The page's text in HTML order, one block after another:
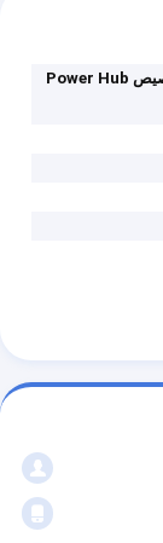
نظام الطاقة الشمسية تخصيص Power Hub